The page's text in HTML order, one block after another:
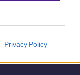
Privacy Policy